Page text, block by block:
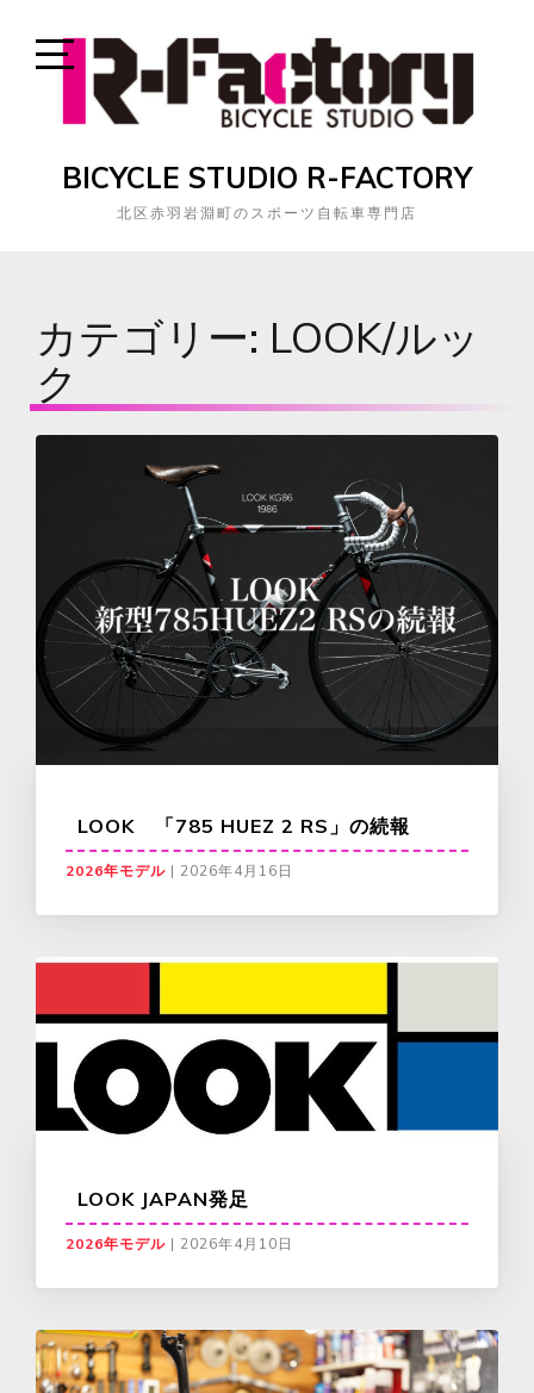
Open
Sidebar
BICYCLE STUDIO R-FACTORY
北区赤羽岩淵町のスポーツ自転車専門店
カテゴリー: LOOK/ルッ
ク
LOOK 「785 HUEZ 2 RS」の続報
2026年モデル | 2026年4月16日
LOOK JAPAN発足
2026年モデル | 2026年4月10日